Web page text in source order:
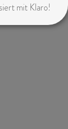
mit Klaro!